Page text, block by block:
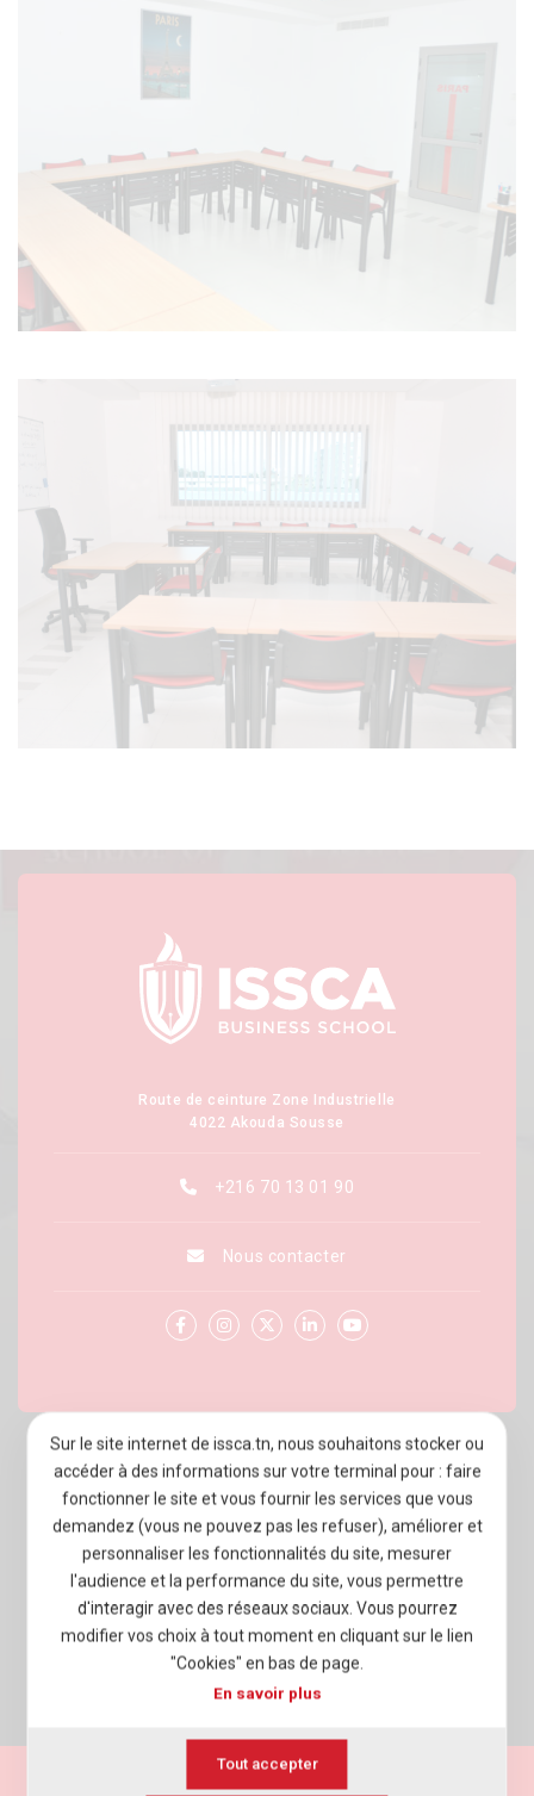
Sur le site internet de issca.tn, nous souhaitons stocker ou
accéder à des informations sur votre terminal pour : faire
fonctionner le site et vous fournir les services que vous
demandez (vous ne pouvez pas les refuser), améliorer et
personnaliser les fonctionnalités du site, mesurer
l'audience et la performance du site, vous permettre
d'interagir avec des réseaux sociaux. Vous pourrez
modifier vos choix à tout moment en cliquant sur le lien
"Cookies" en bas de page.
En savoir plus
Tout accepter
PROGRAMMES
ADMISSION
VIE ÉTUDIANTE
NEWSROOM
Route de ceinture Zone Industrielle
4022 Akouda Sousse
+216 70 13 01 90
Nous contacter
Mentions légales